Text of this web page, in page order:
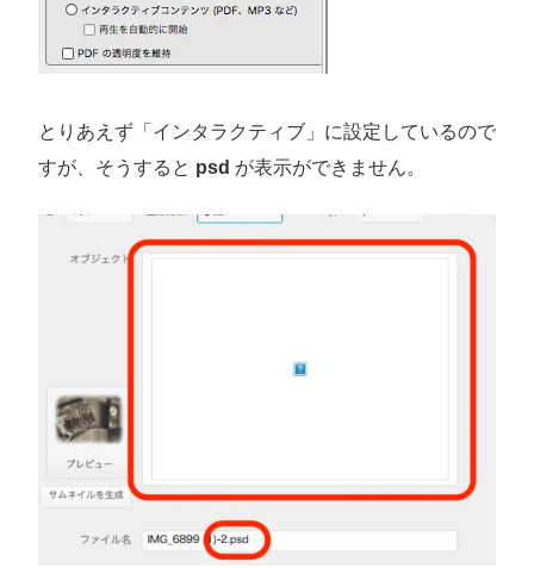
とりあえず「インタラクティブ」に設定しているので
すが、そうすると psd が表示ができません。